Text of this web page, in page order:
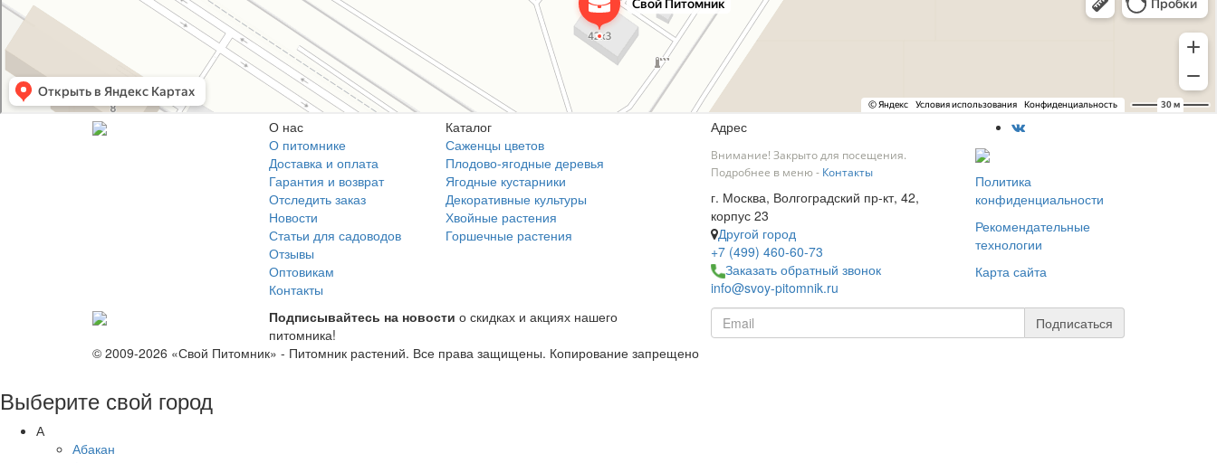
Садовый центр в Москве
О нас
О питомнике
Доставка и оплата
Гарантия и возврат
Отследить заказ
Новости
Статьи для садоводов
Отзывы
Оптовикам
Контакты
Каталог
Саженцы цветов
Плодово-ягодные деревья
Ягодные кустарники
Декоративные культуры
Хвойные растения
Горшечные растения
Адрес
Внимание! Закрыто для посещения.
Подробнее в меню - Контакты
г. Москва, Волгоградский пр-кт, 42,
корпус 23
Другой город
+7 (499) 460-60-73
Заказать обратный звонок
info@svoy-pitomnik.ru
Политика
конфиденциальности
Рекомендательные
технологии
Карта сайта
Подписывайтесь на новости о скидках и акциях нашего
питомника!
Подписаться
© 2009-2026 «Свой Питомник» - Питомник растений. Все права защищены. Копирование запрещено
Выберите свой город
А
Абакан